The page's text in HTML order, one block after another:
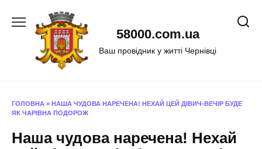
58000.com.ua
Ваш провідник у житті Чернівці
ГОЛОВНА » НАША ЧУДОВА НАРЕЧЕНА! НЕХАЙ ЦЕЙ ДІВИЧ-ВЕЧІР БУДЕ
ЯК ЧАРІВНА ПОДОРОЖ
Наша чудова наречена! Нехай